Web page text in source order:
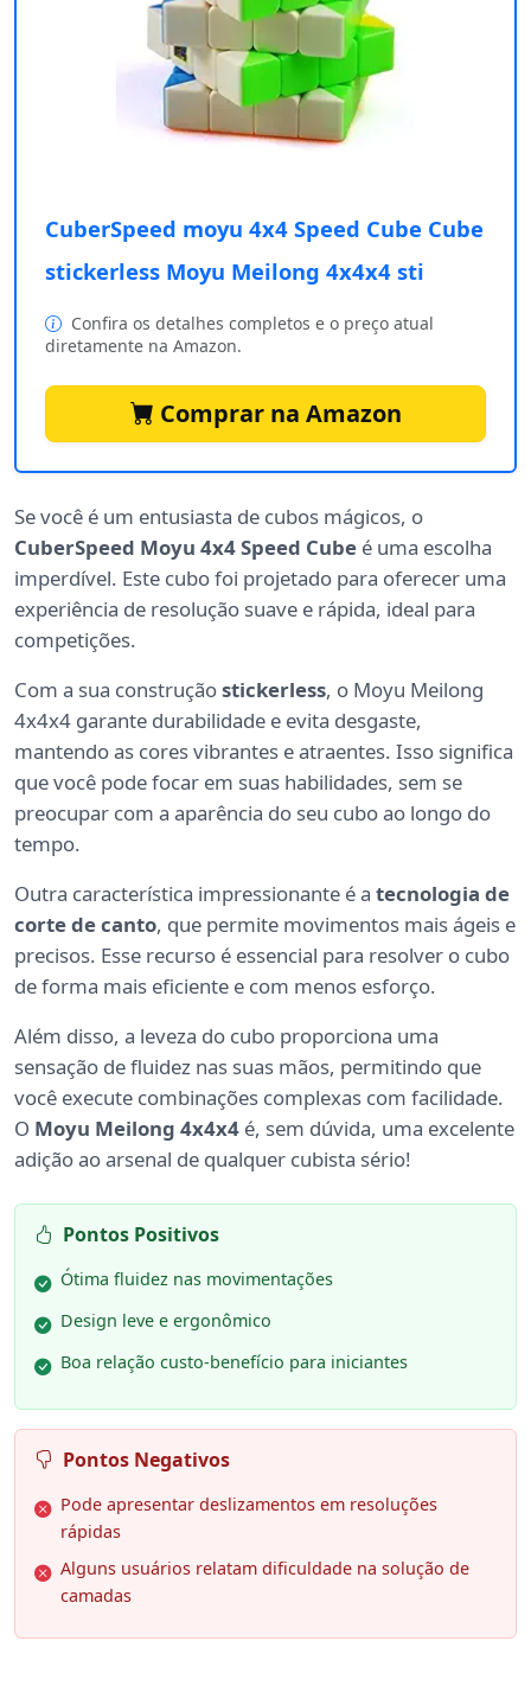
CuberSpeed moyu 4x4 Speed Cube Cube
stickerless Moyu Meilong 4x4x4 sti
Confira os detalhes completos e o preço atual
diretamente na Amazon.
Comprar na Amazon
Se você é um entusiasta de cubos mágicos, o
CuberSpeed Moyu 4x4 Speed Cube é uma escolha
imperdível. Este cubo foi projetado para oferecer uma
experiência de resolução suave e rápida, ideal para
competições.
Com a sua construçãostickerless, o Moyu Meilong
4x4x4 garante durabilidade e evita desgaste,
mantendo as cores vibrantes e atraentes. Isso significa
que você pode focar em suas habilidades, sem se
preocupar com a aparência do seu cubo ao longo do
tempo.
Outra característica impressionante é a tecnologia de
corte de canto, que permite movimentos mais ágeis e
precisos. Esse recurso é essencial para resolver o cubo
de forma mais eficiente e com menos esforço.
Além disso, a leveza do cubo proporciona uma
sensação de fluidez nas suas mãos, permitindo que
você execute combinações complexas com facilidade.
O Moyu Meilong 4x4x4 é, sem dúvida, uma excelente
adição ao arsenal de qualquer cubista sério!
Pontos Positivos
Ótima fluidez nas movimentações
Design leve e ergonômico
Boa relação custo-benefício para iniciantes
Pontos Negativos
Pode apresentar deslizamentos em resoluções
rápidas
Alguns usuários relatam dificuldade na solução de
camadas